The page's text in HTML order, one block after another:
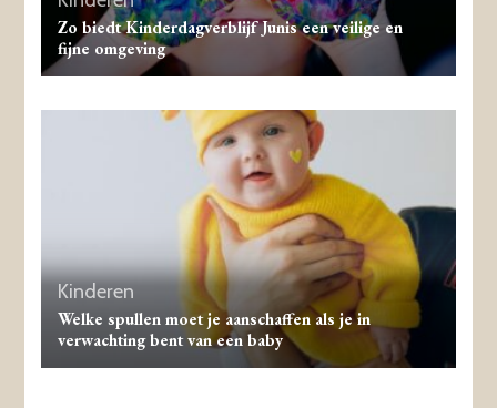
Zo biedt Kinderdagverblijf Junis een veilige en
fijne omgeving
Kinderen
Welke spullen moet je aanschaffen als je in
verwachting bent van een baby